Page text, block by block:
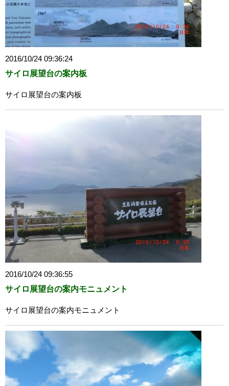
2016/10/24 09:36:24
サイロ展望台の案内板
サイロ展望台の案内板
2016/10/24 09:36:55
サイロ展望台の案内モニュメント
サイロ展望台の案内モニュメント